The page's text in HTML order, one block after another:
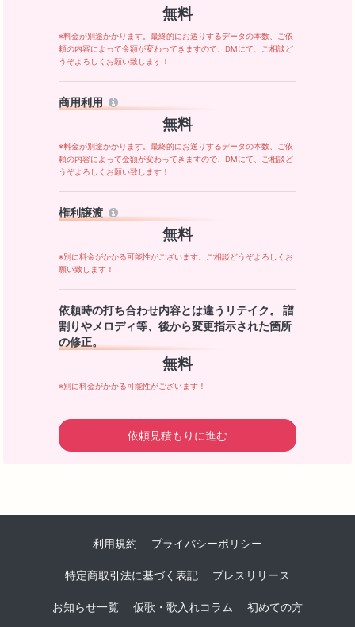
無料
※料金が別途かかります。最終的にお送りするデータの本数、ご依
頼の内容によって金額が変わってきますので、DMにて、ご相談ど
うぞよろしくお願い致します！
商用利用
無料
※料金が別途かかります。最終的にお送りするデータの本数、ご依
頼の内容によって金額が変わってきますので、DMにて、ご相談ど
うぞよろしくお願い致します！
権利譲渡
無料
※別に料金がかかる可能性がございます。ご相談どうぞよろしくお
願い致します！
依頼時の打ち合わせ内容とは違うリテイク。 譜
割りやメロディ等、後から変更指示された箇所
の修正。
無料
※別に料金がかかる可能性がございます！
依頼見積もりに進む
利用規約 プライバシーポリシー
特定商取引法に基づく表記 プレスリリース
お知らせ一覧 仮歌・歌入れコラム 初めての方